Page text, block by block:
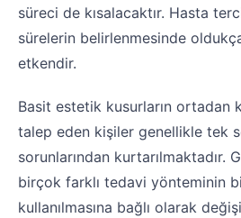
süreci de kısalacaktır. Hasta
sürelerin belirlenmesinde
etkendir.
Basit estetik kusurların ortadan
talep eden kişiler genellikle tek
sorunlarından kurtarılmaktadır.
birçok farklı tedavi yönteminin
kullanılmasına bağlı olarak